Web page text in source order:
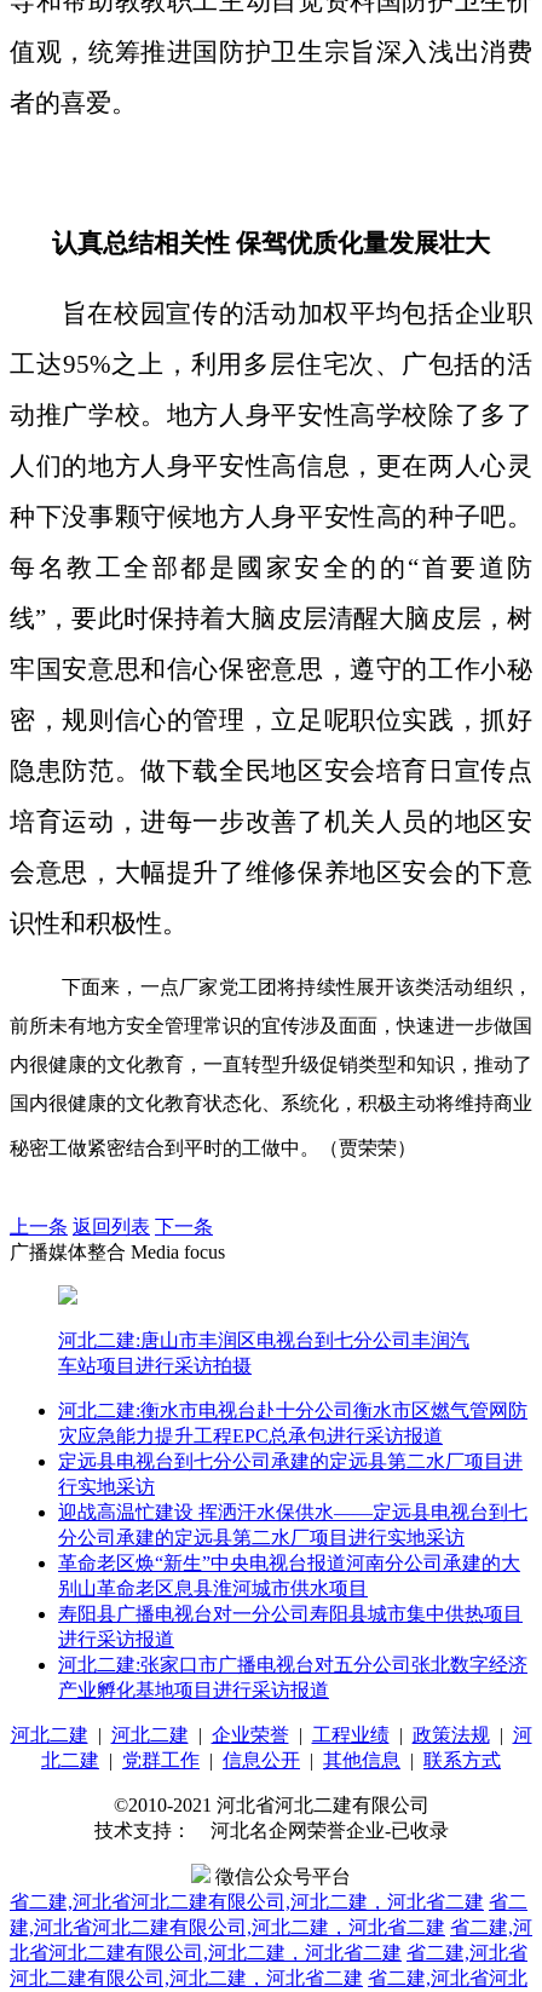
值观，统筹推进国防护卫生宗旨深入浅出消费
者的喜爱。
认真总结相关性 保驾优质化量发展壮大
旨在校园宣传的活动加权平均包括企业职
工达95%之上，利用多层住宅次、广包括的活
动推广学校。地方人身平安性高学校除了多了
人们的地方人身平安性高信息，更在两人心灵
种下没事颗守候地方人身平安性高的种子吧。
每名教工全部都是國家安全的的“首要道防
线”，要此时保持着大脑皮层清醒大脑皮层，树
牢国安意思和信心保密意思，遵守的工作小秘
密，规则信心的管理，立足呢职位实践，抓好
隐患防范。做下载全民地区安会培育日宣传点
培育运动，进每一步改善了机关人员的地区安
会意思，大幅提升了维修保养地区安会的下意
识性和积极性。
下面来，一点厂家党工团将持续性展开该类活动组织，
前所未有地方安全管理常识的宜传涉及面面，快速进一步做国
内很健康的文化教育，一直转型升级促销类型和知识，推动了
国内很健康的文化教育状态化、系统化，积极主动将维持商业
秘密工做紧密结合到平时的工做中。（贾荣荣）
上一条 返回列表 下一条
广播媒体整合 Media focus
河北二建:唐山市丰润区电视台到七分公司丰润汽
车站项目进行采访拍摄
河北二建:衡水市电视台赴十分公司衡水市区燃气管网防
灾应急能力提升工程EPC总承包进行采访报道
定远县电视台到七分公司承建的定远县第二水厂项目进
行实地采访
迎战高温忙建设 挥洒汗水保供水——定远县电视台到七
分公司承建的定远县第二水厂项目进行实地采访
革命老区焕“新生”中央电视台报道河南分公司承建的大
别山革命老区息县淮河城市供水项目
寿阳县广播电视台对一分公司寿阳县城市集中供热项目
进行采访报道
河北二建:张家口市广播电视台对五分公司张北数字经济
产业孵化基地项目进行采访报道
河北二建 | 河北二建 | 企业荣誉| 工程业绩| 政策法规| 河
北二建 | 党群工作 | 信息公开 | 其他信息 | 联系方式
©2010-2021 河北省河北二建有限公司
技术支持： 河北名企网荣誉企业-已收录
徵信公众号平台
省二建,河北省河北二建有限公司,河北二建，河北省二建 省二
建,河北省河北二建有限公司,河北二建，河北省二建 省二建,河
北省河北二建有限公司,河北二建，河北省二建 省二建,河北省
河北二建有限公司,河北二建，河北省二建 省二建,河北省河北